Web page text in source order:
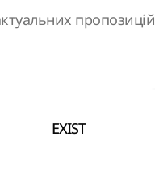
пропозицій
EXIST